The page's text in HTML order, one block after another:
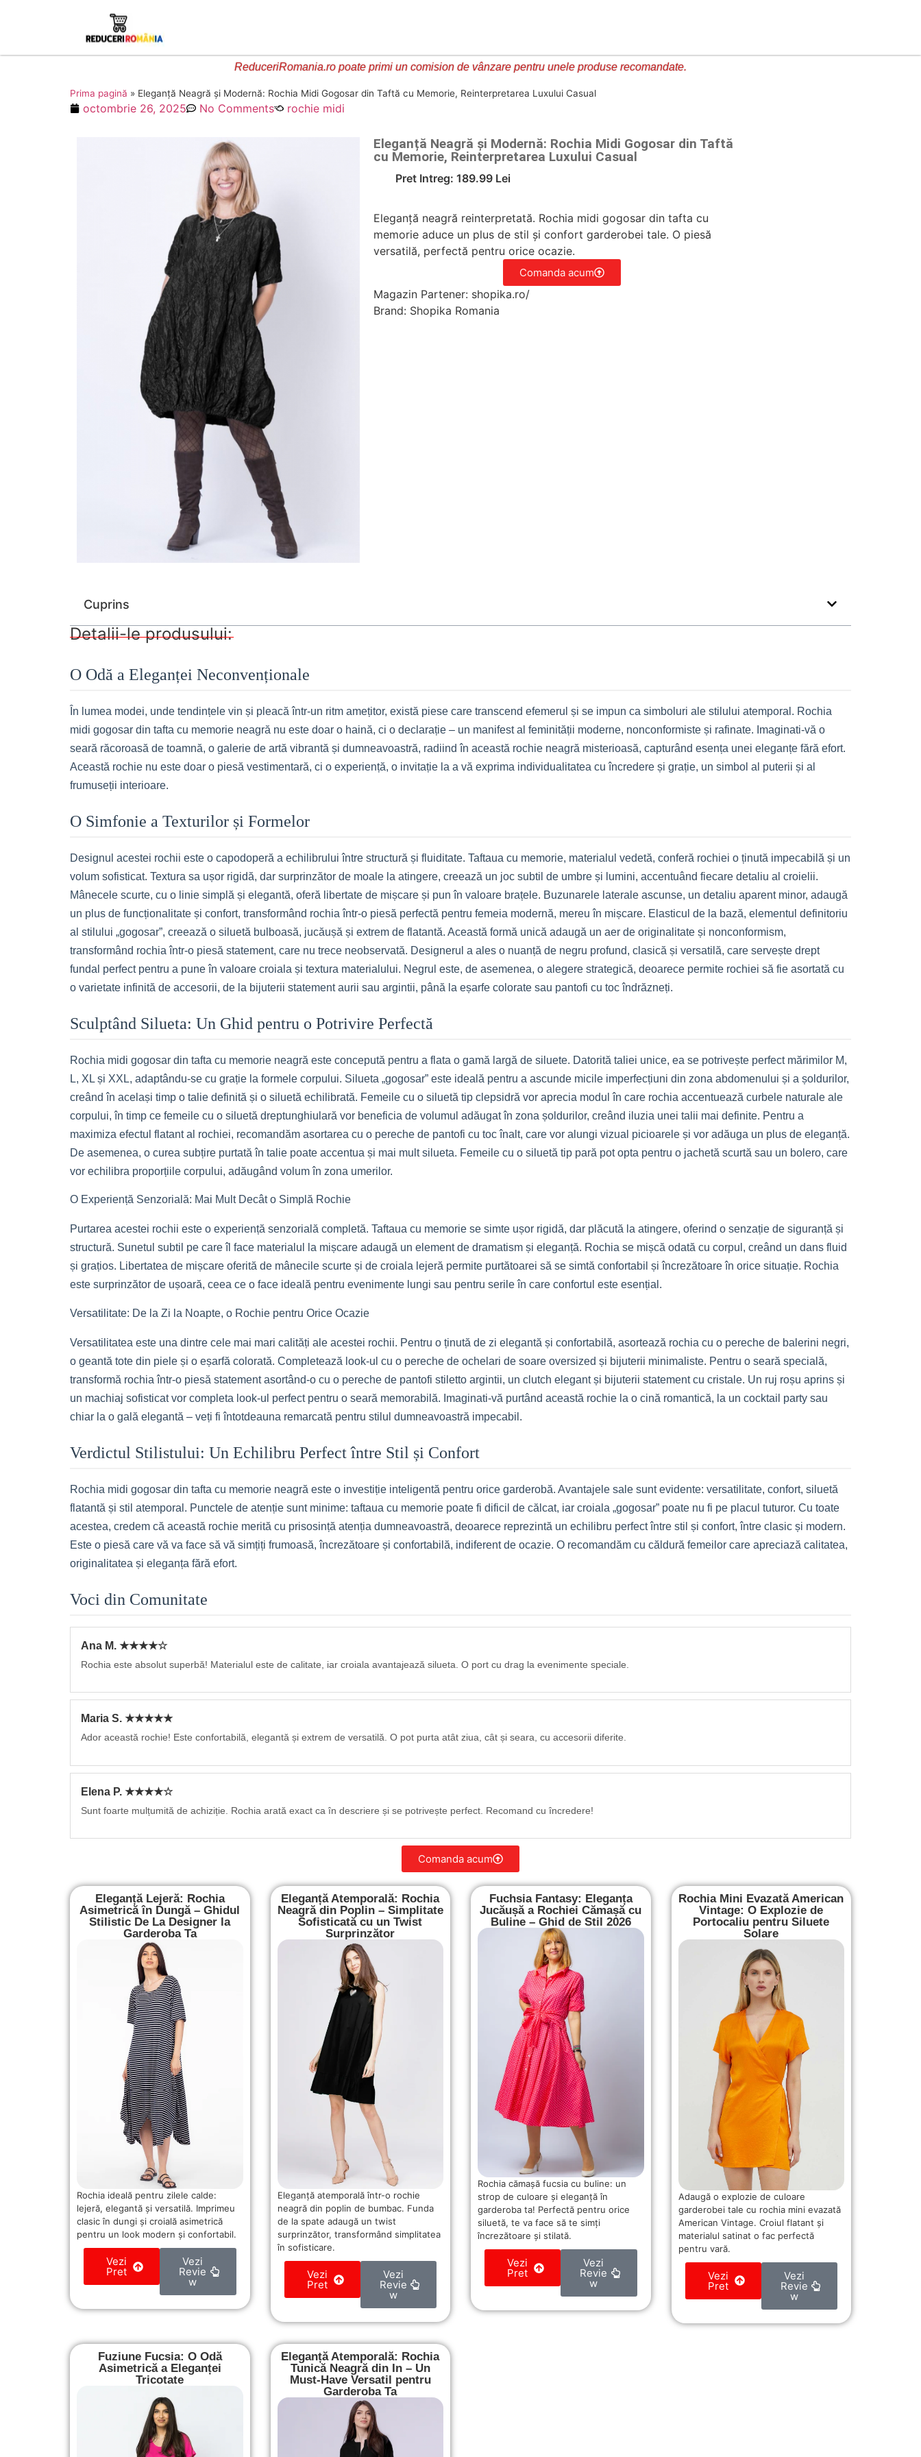
ReduceriRomania.ro poate primi un comision de vânzare pentru unele produse recomandate.
Prima pagină » Eleganță Neagră și Modernă: Rochia Midi Gogosar din Taftă cu Memorie, Reinterpretarea Luxului Casual
octombrie 26, 2025 No Comments rochie midi
Eleganță Neagră și Modernă: Rochia Midi Gogosar din Taftă
cu Memorie, Reinterpretarea Luxului Casual
Pret Intreg: 189.99 Lei
Eleganță neagră reinterpretată. Rochia midi gogosar din tafta cu
memorie aduce un plus de stil și confort garderobei tale. O piesă
versatilă, perfectă pentru orice ocazie.
Comanda acum
Magazin Partener: shopika.ro/
Brand: Shopika Romania
Cuprins
Detalii-le produsului:
O Odă a Eleganței Neconvenționale
În lumea modei, unde tendințele vin și pleacă într-un ritm amețitor, există piese care transcend efemerul și se impun ca simboluri ale stilului atemporal. Rochia
midi gogosar din tafta cu memorie neagră nu este doar o haină, ci o declarație – un manifest al feminității moderne, nonconformiste și rafinate. Imaginati-vă o
seară răcoroasă de toamnă, o galerie de artă vibrantă și dumneavoastră, radiind în această rochie neagră misterioasă, capturând esența unei eleganțe fără efort.
Această rochie nu este doar o piesă vestimentară, ci o experiență, o invitație la a vă exprima individualitatea cu încredere și grație, un simbol al puterii și al
frumuseții interioare.
O Simfonie a Texturilor și Formelor
Designul acestei rochii este o capodoperă a echilibrului între structură și fluiditate. Taftaua cu memorie, materialul vedetă, conferă rochiei o ținută impecabilă și un
volum sofisticat. Textura sa ușor rigidă, dar surprinzător de moale la atingere, creează un joc subtil de umbre și lumini, accentuând fiecare detaliu al croielii.
Mânecele scurte, cu o linie simplă și elegantă, oferă libertate de mișcare și pun în valoare brațele. Buzunarele laterale ascunse, un detaliu aparent minor, adaugă
un plus de funcționalitate și confort, transformând rochia într-o piesă perfectă pentru femeia modernă, mereu în mișcare. Elasticul de la bază, elementul definitoriu
al stilului „gogosar”, creează o siluetă bulboasă, jucăușă și extrem de flatantă. Această formă unică adaugă un aer de originalitate și nonconformism,
transformând rochia într-o piesă statement, care nu trece neobservată. Designerul a ales o nuanță de negru profund, clasică și versatilă, care servește drept
fundal perfect pentru a pune în valoare croiala și textura materialului. Negrul este, de asemenea, o alegere strategică, deoarece permite rochiei să fie asortată cu
o varietate infinită de accesorii, de la bijuterii statement aurii sau argintii, până la eșarfe colorate sau pantofi cu toc îndrăzneți.
Sculptând Silueta: Un Ghid pentru o Potrivire Perfectă
Rochia midi gogosar din tafta cu memorie neagră este concepută pentru a flata o gamă largă de siluete. Datorită taliei unice, ea se potrivește perfect mărimilor M,
L, XL și XXL, adaptându-se cu grație la formele corpului. Silueta „gogosar” este ideală pentru a ascunde micile imperfecțiuni din zona abdomenului și a șoldurilor,
creând în același timp o talie definită și o siluetă echilibrată. Femeile cu o siluetă tip clepsidră vor aprecia modul în care rochia accentuează curbele naturale ale
corpului, în timp ce femeile cu o siluetă dreptunghiulară vor beneficia de volumul adăugat în zona șoldurilor, creând iluzia unei talii mai definite. Pentru a
maximiza efectul flatant al rochiei, recomandăm asortarea cu o pereche de pantofi cu toc înalt, care vor alungi vizual picioarele și vor adăuga un plus de eleganță.
De asemenea, o curea subțire purtată în talie poate accentua și mai mult silueta. Femeile cu o siluetă tip pară pot opta pentru o jachetă scurtă sau un bolero, care
vor echilibra proporțiile corpului, adăugând volum în zona umerilor.
O Experiență Senzorială: Mai Mult Decât o Simplă Rochie
Purtarea acestei rochii este o experiență senzorială completă. Taftaua cu memorie se simte ușor rigidă, dar plăcută la atingere, oferind o senzație de siguranță și
structură. Sunetul subtil pe care îl face materialul la mișcare adaugă un element de dramatism și eleganță. Rochia se mișcă odată cu corpul, creând un dans fluid
și grațios. Libertatea de mișcare oferită de mânecile scurte și de croiala lejeră permite purtătoarei să se simtă confortabil și încrezătoare în orice situație. Rochia
este surprinzător de ușoară, ceea ce o face ideală pentru evenimente lungi sau pentru serile în care confortul este esențial.
Versatilitate: De la Zi la Noapte, o Rochie pentru Orice Ocazie
Versatilitatea este una dintre cele mai mari calități ale acestei rochii. Pentru o ținută de zi elegantă și confortabilă, asortează rochia cu o pereche de balerini negri,
o geantă tote din piele și o eșarfă colorată. Completează look-ul cu o pereche de ochelari de soare oversized și bijuterii minimaliste. Pentru o seară specială,
transformă rochia într-o piesă statement asortând-o cu o pereche de pantofi stiletto argintii, un clutch elegant și bijuterii statement cu cristale. Un ruj roșu aprins și
un machiaj sofisticat vor completa look-ul perfect pentru o seară memorabilă. Imaginati-vă purtând această rochie la o cină romantică, la un cocktail party sau
chiar la o gală elegantă – veți fi întotdeauna remarcată pentru stilul dumneavoastră impecabil.
Verdictul Stilistului: Un Echilibru Perfect între Stil și Confort
Rochia midi gogosar din tafta cu memorie neagră este o investiție inteligentă pentru orice garderobă. Avantajele sale sunt evidente: versatilitate, confort, siluetă
flatantă și stil atemporal. Punctele de atenție sunt minime: taftaua cu memorie poate fi dificil de călcat, iar croiala „gogosar” poate nu fi pe placul tuturor. Cu toate
acestea, credem că această rochie merită cu prisosință atenția dumneavoastră, deoarece reprezintă un echilibru perfect între stil și confort, între clasic și modern.
Este o piesă care vă va face să vă simțiți frumoasă, încrezătoare și confortabilă, indiferent de ocazie. O recomandăm cu căldură femeilor care apreciază calitatea,
originalitatea și eleganța fără efort.
Voci din Comunitate
Ana M. ★★★★☆
Rochia este absolut superbă! Materialul este de calitate, iar croiala avantajează silueta. O port cu drag la evenimente speciale.
Maria S. ★★★★★
Ador această rochie! Este confortabilă, elegantă și extrem de versatilă. O pot purta atât ziua, cât și seara, cu accesorii diferite.
Elena P. ★★★★☆
Sunt foarte mulțumită de achiziție. Rochia arată exact ca în descriere și se potrivește perfect. Recomand cu încredere!
Comanda acum
Eleganță Lejeră: Rochia
Asimetrică în Dungă – Ghidul
Stilistic De La Designer la
Garderoba Ta
Rochia ideală pentru zilele calde:
lejeră, elegantă și versatilă. Imprimeu
clasic în dungi și croială asimetrică
pentru un look modern și confortabil.
Vezi
Pret
Vezi
Revie
w
Eleganță Atemporală: Rochia
Neagră din Poplin – Simplitate
Sofisticată cu un Twist
Surprinzător
Eleganță atemporală într-o rochie
neagră din poplin de bumbac. Funda
de la spate adaugă un twist
surprinzător, transformând simplitatea
în sofisticare.
Vezi
Pret
Vezi
Revie
w
Fuchsia Fantasy: Eleganța
Jucăușă a Rochiei Cămașă cu
Buline – Ghid de Stil 2026
Rochia cămașă fucsia cu buline: un
strop de culoare și eleganță în
garderoba ta! Perfectă pentru orice
siluetă, te va face să te simți
încrezătoare și stilată.
Vezi
Pret
Vezi
Revie
w
Rochia Mini Evazată American
Vintage: O Explozie de
Portocaliu pentru Siluete
Solare
Adaugă o explozie de culoare
garderobei tale cu rochia mini evazată
American Vintage. Croiul flatant și
materialul satinat o fac perfectă
pentru vară.
Vezi
Pret
Vezi
Revie
w
Fuziune Fucsia: O Odă
Asimetrică a Eleganței
Tricotate
Eleganță Atemporală: Rochia
Tunică Neagră din In – Un
Must-Have Versatil pentru
Garderoba Ta